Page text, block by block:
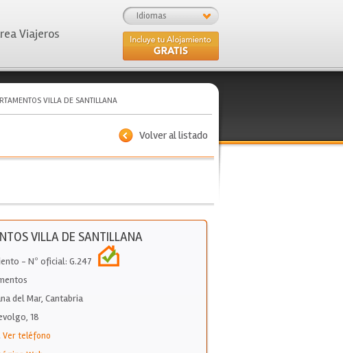
Idiomas
Viajeros
VILLA DE SANTILLANA
Volver al listado
VILLA DE SANTILLANA
- Nº oficial: G.247
del Mar, Cantabria
18
Ver teléfono